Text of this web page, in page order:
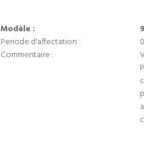
Modèle :
Periode d'affectation :
Commentaire :